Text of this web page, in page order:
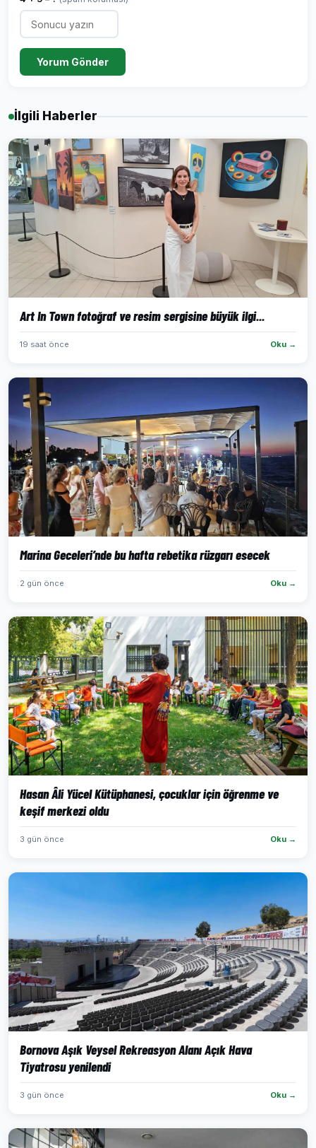
Yorum Gönder
İlgili Haberler
Art In Town fotoğraf ve resim sergisine büyük ilgi...
19 saat önce Oku →
Marina Geceleri’nde bu hafta rebetika rüzgarı esecek
2 gün önce Oku →
Hasan Âli Yücel Kütüphanesi, çocuklar için öğrenme ve
keşif merkezi oldu
3 gün önce Oku →
Bornova Aşık Veysel Rekreasyon Alanı Açık Hava
Tiyatrosu yenilendi
3 gün önce Oku →